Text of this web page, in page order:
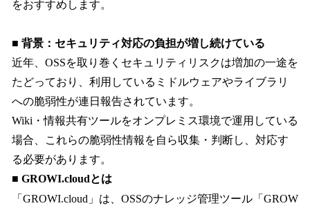
をおすすめします。
■ 背景：セキュリティ対応の負担が増し続けている
近年、OSSを取り巻くセキュリティリスクは増加の一途を
たどっており、利用しているミドルウェアやライブラリ
への脆弱性が連日報告されています。
Wiki・情報共有ツールをオンプレミス環境で運用している
場合、これらの脆弱性情報を自ら収集・判断し、対応す
る必要があります。
■ GROWI.cloudとは
「GROWI.cloud」は、OSSのナレッジ管理ツール「GROW